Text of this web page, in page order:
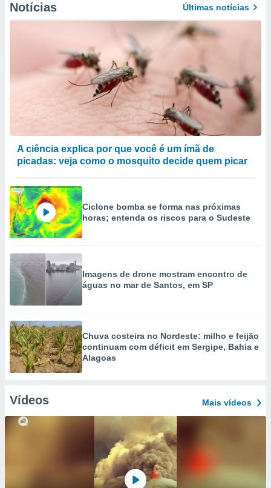
Notícias Últimas notícias
A ciência explica por que você é um ímã de
picadas: veja como o mosquito decide quem picar
Ciclone bomba se forma nas próximas
horas; entenda os riscos para o Sudeste
Imagens de drone mostram encontro de
águas no mar de Santos, em SP
Chuva costeira no Nordeste: milho e feijão
continuam com déficit em Sergipe, Bahia e
Alagoas
Vídeos Mais vídeos